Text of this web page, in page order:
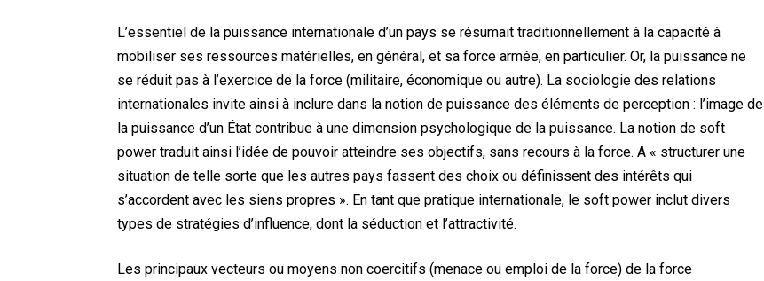
L’essentiel de la puissance internationale d’un pays se résumait traditionnellement à la capacité à
mobiliser ses ressources matérielles, en général, et sa force armée, en particulier. Or, la puissance ne
se réduit pas à l’exercice de la force (militaire, économique ou autre). La sociologie des relations
internationales invite ainsi à inclure dans la notion de puissance des éléments de perception : l’image de
la puissance d’un État contribue à une dimension psychologique de la puissance. La notion de soft
power traduit ainsi l’idée de pouvoir atteindre ses objectifs, sans recours à la force. A « structurer une
situation de telle sorte que les autres pays fassent des choix ou définissent des intérêts qui
s’accordent avec les siens propres ». En tant que pratique internationale, le soft power inclut divers
types de stratégies d’influence, dont la séduction et l’attractivité.
Les principaux vecteurs ou moyens non coercitifs (menace ou emploi de la force) de la force